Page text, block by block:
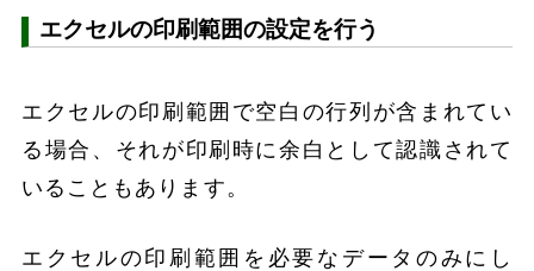
エクセルの印刷範囲の設定を行う
エクセルの印刷範囲で空白の行列が含まれてい
る場合、それが印刷時に余白として認識されて
いることもあります。
エクセルの印刷範囲を必要なデータのみにし